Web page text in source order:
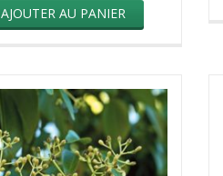
AJOUTER AU PANIER